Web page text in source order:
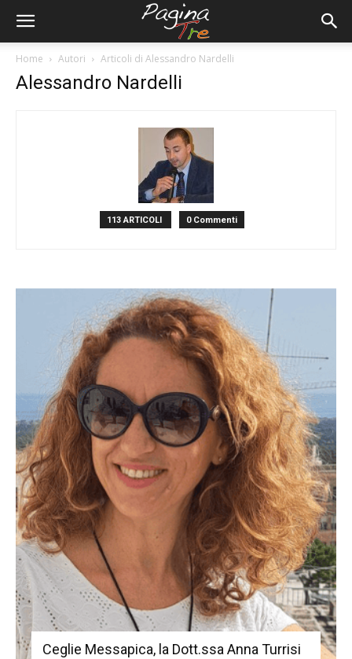
Home Autori Articoli di Alessandro Nardelli
Alessandro Nardelli
113 ARTICOLI 0 Commenti
Ceglie Messapica, la Dott.ssa Anna Turrisi